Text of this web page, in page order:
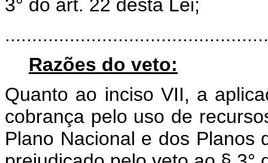
3° do art. 22 desta Lei;
Razões do veto:
Quanto ao inciso VII, a
cobrança pelo uso de
Plano Nacional e dos Planos